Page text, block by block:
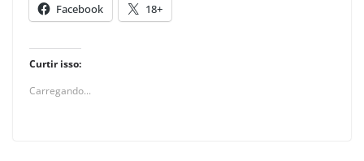
Facebook 18+
Curtir isso:
Carregando...